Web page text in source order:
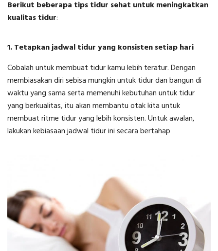
Berikut beberapa tips tidur sehat untuk meningkatkan
kualitas tidur:
1. Tetapkan jadwal tidur yang konsisten setiap hari
Cobalah untuk membuat tidur kamu lebih teratur. Dengan
membiasakan diri sebisa mungkin untuk tidur dan bangun di
waktu yang sama serta memenuhi kebutuhan untuk tidur
yang berkualitas, itu akan membantu otak kita untuk
membuat ritme tidur yang lebih konsisten. Untuk awalan,
lakukan kebiasaan jadwal tidur ini secara bertahap